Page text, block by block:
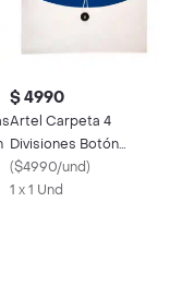
$ 4990
Artel Carpeta 4
Divisiones Botón
Metalizado
($4990/und)
1 x 1 Und